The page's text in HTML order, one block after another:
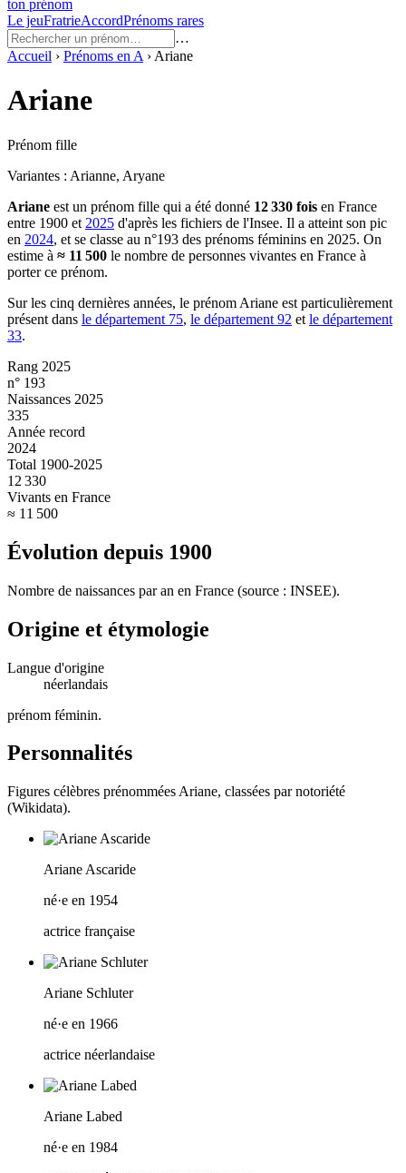
ton prénom
Le jeuFratrieAccordPrénoms rares
…
Accueil › Prénoms en A › Ariane
Ariane
Prénom fille
Variantes : Arianne, Aryane
Ariane est un prénom fille qui a été donné 12 330 fois en France
entre 1900 et 2025 d'après les fichiers de l'Insee. Il a atteint son pic
en 2024, et se classe au n°193 des prénoms féminins en 2025. On
estime à ≈ 11 500 le nombre de personnes vivantes en France à
porter ce prénom.
Sur les cinq dernières années, le prénom Ariane est particulièrement
présent dans le département 75, le département 92 et le département
33.
Rang 2025
n° 193
Naissances 2025
335
Année record
2024
Total 1900-2025
12 330
Vivants en France
≈ 11 500
Évolution depuis 1900
Nombre de naissances par an en France (source : INSEE).
Origine et étymologie
Langue d'origine
néerlandais
prénom féminin.
Personnalités
Figures célèbres prénommées Ariane, classées par notoriété
(Wikidata).
Ariane Ascaride
né·e en 1954
actrice française
Ariane Schluter
né·e en 1966
actrice néerlandaise
Ariane Labed
né·e en 1984